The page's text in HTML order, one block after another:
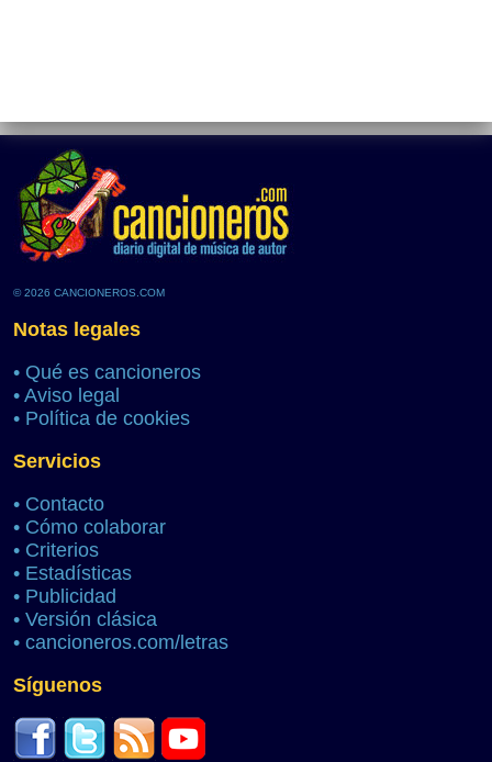
© 2026 CANCIONEROS.COM
Notas legales
• Qué es cancioneros
• Aviso legal
• Política de cookies
Servicios
• Contacto
• Cómo colaborar
• Criterios
• Estadísticas
• Publicidad
• Versión clásica
• cancioneros.com/letras
Síguenos